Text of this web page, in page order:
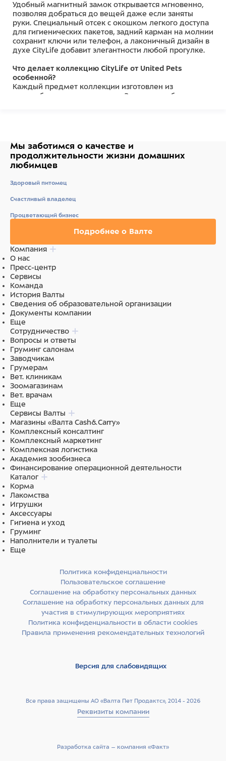
Удобный магнитный замок открывается мгновенно,
позволяя добраться до вещей даже если заняты
руки. Специальный отсек с окошком легкого доступа
для гигиенических пакетов, задний карман на молнии
сохранит ключи или телефон, а лаконичный дизайн в
духе CityLife добавит элегантности любой прогулке.
Что делает коллекцию CityLife от United Pets
особенной?
Каждый предмет коллекции изготовлен из
переработанного полиэстера. Это история бережного
Светоотражающие элементы делают прогулки в
сумерках безопасными, а тисненый логотип United
Pets на фурнитуре добавит нотку премиальности
Мы заботимся о качестве и
продолжительности жизни домашних
любимцев
Здоровый питомец
Счастливый владелец
Процветающий бизнес
Подробнее о Валте
Компания
О нас
Пресс-центр
Сервисы
Команда
История Валты
Сведения об образовательной организации
Документы компании
Еще
Сотрудничество
Вопросы и ответы
Груминг салонам
Заводчикам
Грумерам
Вет. клиникам
Зоомагазинам
Вет. врачам
Еще
Сервисы Валты
Магазины «Валта Cash&Carry»
Комплексный консалтинг
Комплексный маркетинг
Комплексная логистика
Академия зообизнеса
Финансирование операционной деятельности
Каталог
Корма
Лакомства
Игрушки
Аксессуары
Гигиена и уход
Груминг
Наполнители и туалеты
Еще
Все права защищены АО «Валта Пет Продактс», 2014 - 2026
Реквизиты компании
Политика конфиденциальности
Пользовательское соглашение
Соглашение на обработку персональных данных
Соглашение на обработку персональных данных для
участия в стимулирующих мероприятиях
Политика конфиденциальности в области cookies
Правила применения рекомендательных технологий
Версия для слабовидящих
Разработка сайта –­ компания «Факт»